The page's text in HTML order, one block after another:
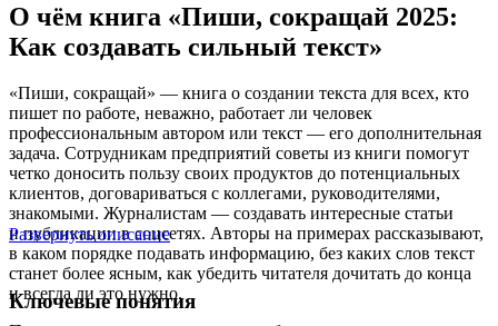
О чём книга «Пиши, сокращай 2025:
Как создавать сильный текст»
«Пиши, сокращай» — книга о создании текста для всех, кто
пишет по работе, неважно, работает ли человек
профессиональным автором или текст — его дополнительная
задача. Сотрудникам предприятий советы из книги помогут
четко доносить пользу своих продуктов до потенциальных
клиентов, договариваться с коллегами, руководителями,
знакомыми. Журналистам — создавать интересные статьи
и публикации в соцсетях. Авторы на примерах рассказывают,
в каком порядке подавать информацию, без каких слов текст
станет более ясным, как убедить читателя дочитать до конца
и всегда ли это нужно.
Развернуть описание
Ключевые понятия